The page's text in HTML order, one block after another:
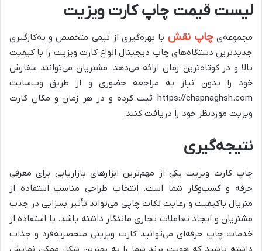
لیست قیمت چاپ کارت ویزیت
مجموعه‌یچاپ نقش با بهره‌گیری از تیمی متخصص و به‌کارگیری
جدیدترین دستگاه‌های چاپ دیجیتال انواع کارت ویزیت را با کیفیت
بالا و در کوتاه‌ترین زمان ارائه می‌دهد. مشتریان می‌توانند سفارش
خود را بدون نیاز به مراجعه حضوری و از طریق وب‌سایت
https://chapnaghsh.com ثبت کرده و در هر زمان و مکان کارت
ویزیت موردنظر خود را دریافت کنند.
نتیجه‌گیری
چاپ کارت ویزیت یکی از مهم‌ترین ابزارهای بازاریابی برای معرفی
حرفه و کسب‌وکار شما است. انتخاب طراحی مناسب استفاده از
متریال باکیفیت و رعایت نکات چاپی می‌تواند تأثیر بسزایی در جذب
مشتریان و ایجاد تعاملات تجاری ماندگار داشته باشد. با استفاده از
خدمات چاپ حرفه‌ای می‌توانید کارت ویزیتی منحصر‌به‌فرد و جذاب